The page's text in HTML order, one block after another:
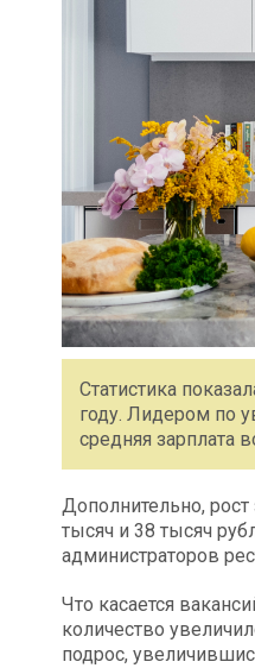
Статистика
году. Лидером по
средняя зарплата
Дополнительно,
тысяч и 38 тысяч
администраторов
Что касается
количество
подрос,